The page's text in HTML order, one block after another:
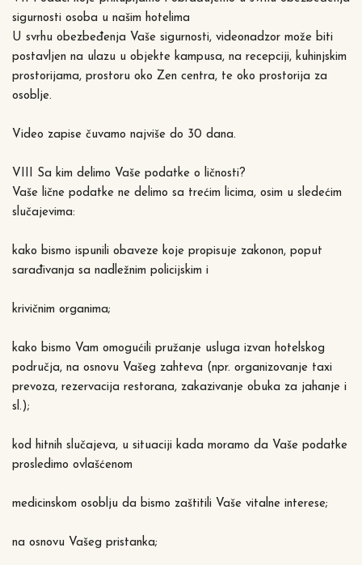
sigurnosti osoba u našim hotelima
U svrhu obezbeđenja Vaše sigurnosti, videonadzor može biti
postavljen na ulazu u objekte kampusa, na recepciji, kuhinjskim
prostorijama, prostoru oko Zen centra, te oko prostorija za
osoblje.
Video zapise čuvamo najviše do 30 dana.
VIII Sa kim delimo Vaše podatke o ličnosti?
Vaše lične podatke ne delimo sa trećim licima, osim u sledećim
slučajevima:
kako bismo ispunili obaveze koje propisuje zakonon, poput
sarađivanja sa nadležnim policijskim i
krivičnim organima;
kako bismo Vam omogućili pružanje usluga izvan hotelskog
područja, na osnovu Vašeg zahteva (npr. organizovanje taxi
prevoza, rezervacija restorana, zakazivanje obuka za jahanje i
sl.);
kod hitnih slučajeva, u situaciji kada moramo da Vaše podatke
prosledimo ovlašćenom
medicinskom osoblju da bismo zaštitili Vaše vitalne interese;
na osnovu Vašeg pristanka;